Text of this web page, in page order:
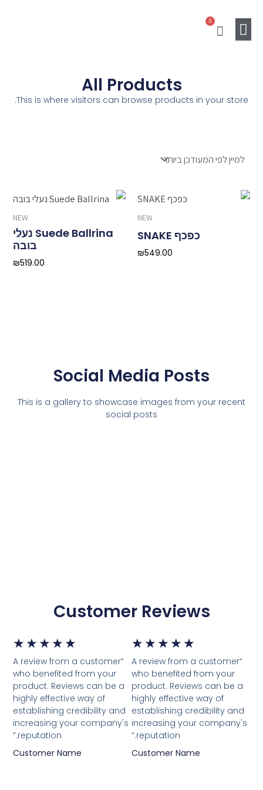
לתוכן
0
עגלת
All Products
This is where visitors can browse products in your store.
NEW
כפכף SNAKE
₪549.00
NEW
Suede Ballrina נעלי
בובה
₪519.00
Social Media Posts
This is a gallery to showcase images from your recent
social posts
Customer Reviews
★
★
★
★
★
5
מתוך
“A review from a customer
who benefited from your
product. Reviews can be a
highly effective way of
establishing credibility and
increasing your company's
reputation.”
Customer Name
★
★
★
★
★
5
5
“A review from a customer
who benefited from your
product. Reviews can be a
highly effective way of
establishing credibility and
increasing your company's
reputation.”
Customer Name